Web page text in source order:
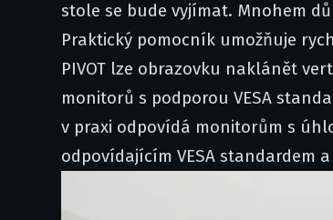
stole se bude vyjímat. Mnohem
Praktický pomocník umožňuje
PIVOT lze obrazovku naklánět
monitorů s podporou VESA
v praxi odpovídá monitorům s
odpovídajícím VESA standardem